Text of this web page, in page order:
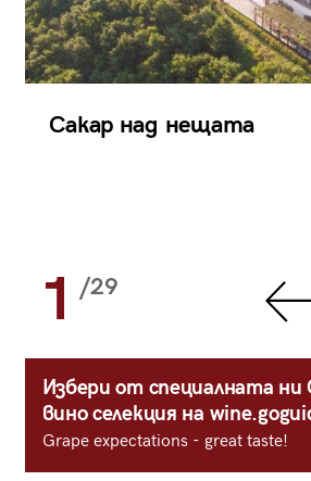
Сакар над нещата
1 /29
Избери от специалната ни
вино селекция на
Grape expectations - great taste!